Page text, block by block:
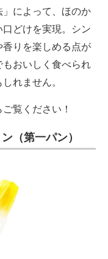
によって、ほのか
どけを実現。シン
りを楽しめる点が
おいしく食べられ
れません。
覧ください！
（第一パン）